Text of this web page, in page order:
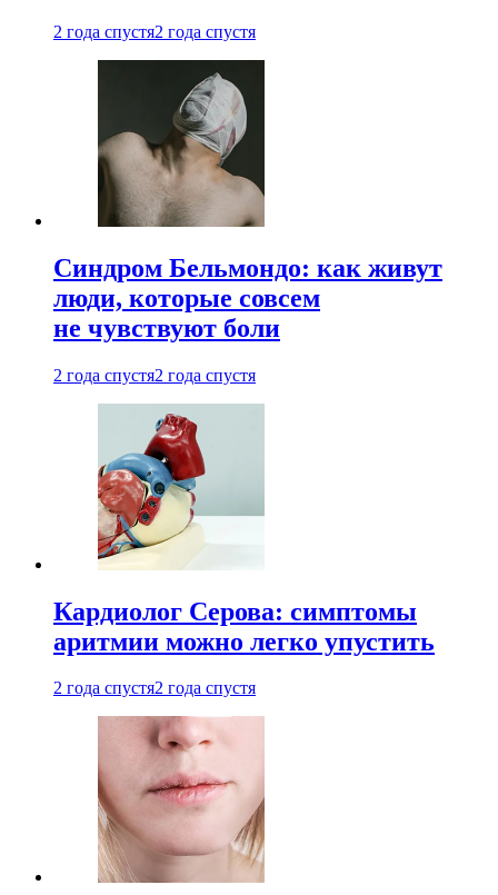
2 года спустя2 года спустя
Синдром Бельмондо: как живут
люди, которые совсем
не чувствуют боли
2 года спустя2 года спустя
Кардиолог Серова: симптомы
аритмии можно легко упустить
2 года спустя2 года спустя